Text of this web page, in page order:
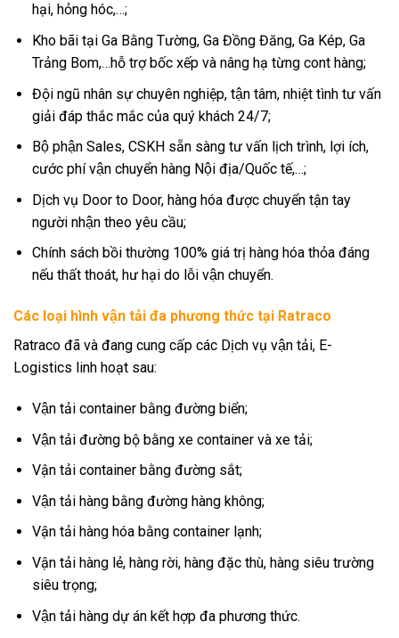
hại, hỏng hóc,…;
Kho bãi tại Ga Bằng Tường, Ga Đồng Đăng, Ga Kép, Ga
Trảng Bom,…hỗ trợ bốc xếp và nâng hạ từng cont hàng;
Đội ngũ nhân sự chuyên nghiệp, tận tâm, nhiệt tình tư vấn
giải đáp thắc mắc của quý khách 24/7;
Bộ phận Sales, CSKH sẵn sàng tư vấn lịch trình, lợi ích,
cước phí vận chuyển hàng Nội địa/Quốc tế,…;
Dịch vụ Door to Door, hàng hóa được chuyển tận tay
người nhận theo yêu cầu;
Chính sách bồi thường 100% giá trị hàng hóa thỏa đáng
nếu thất thoát, hư hại do lỗi vận chuyển.
Các loại hình vận tải đa phương thức tại Ratraco
Ratraco đã và đang cung cấp các Dịch vụ vận tải, E-
Logistics linh hoạt sau:
Vận tải container bằng đường biển;
Vận tải đường bộ bằng xe container và xe tải;
Vận tải container bằng đường sắt;
Vận tải hàng bằng đường hàng không;
Vận tải hàng hóa bằng container lạnh;
Vận tải hàng lẻ, hàng rời, hàng đặc thù, hàng siêu trường
siêu trọng;
Vận tải hàng dự án kết hợp đa phương thức.